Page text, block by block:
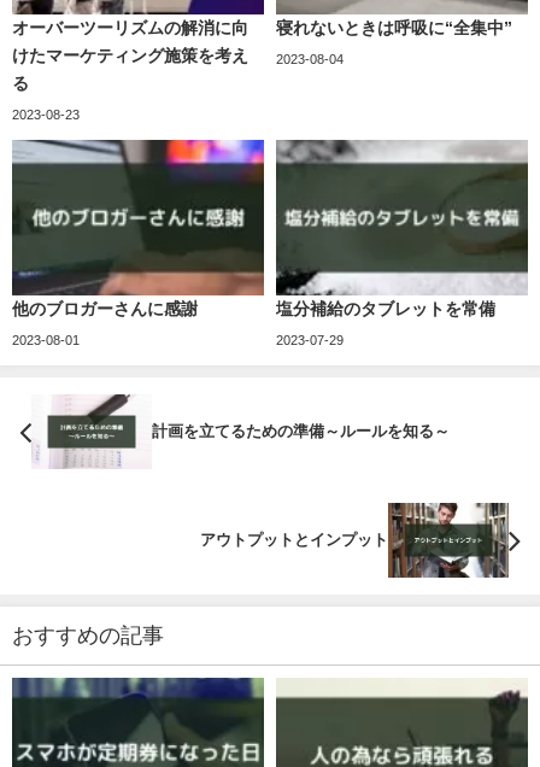
オーバーツーリズムの解消に向
けたマーケティング施策を考え
る
2023-08-23
寝れないときは呼吸に“全集中”
2023-08-04
他のブロガーさんに感謝
2023-08-01
塩分補給のタブレットを常備
2023-07-29
計画を立てるための準備～ルールを知る～
アウトプットとインプット
おすすめの記事